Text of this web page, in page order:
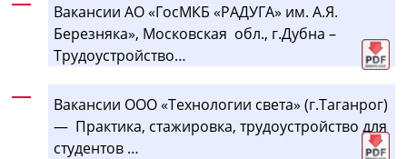
Вакансии АО «ГосМКБ «РАДУГА» им. А.Я.
Березняка», Московская обл., г.Дубна –
Трудоустройство…
Вакансии ООО «Технологии света» (г.Таганрог)
— Практика, стажировка, трудоустройство для
студентов …